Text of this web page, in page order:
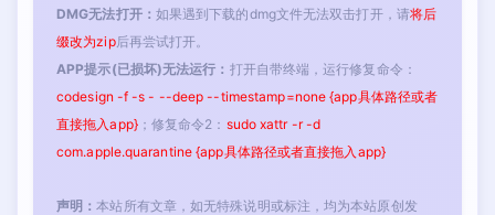
DMG无法打开： 如果遇到下载的dmg文件无法双击打开，请将后
缀改为zip后再尝试打开。
APP提示(已损坏)无法运行： 打开自带终端，运行修复命令：
codesign -f -s - --deep --timestamp=none {app具体路径或者
直接拖入app}；修复命令2： sudo xattr -r -d
com.apple.quarantine {app具体路径或者直接拖入app}
声明：本站所有文章，如无特殊说明或标注，均为本站原创发